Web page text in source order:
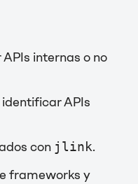
internas o no
APIs
con jlink.
frameworks y